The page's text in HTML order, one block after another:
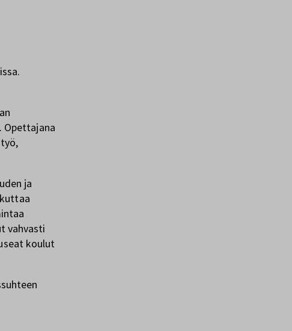
Opettajana
ja
vahvasti
koulut